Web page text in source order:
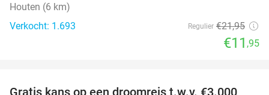
Houten (6 km)
Verkocht: 1.693
Regulier €21,95
€11 ,95
Gratis kans op een droomreis t.w.v. €3.000